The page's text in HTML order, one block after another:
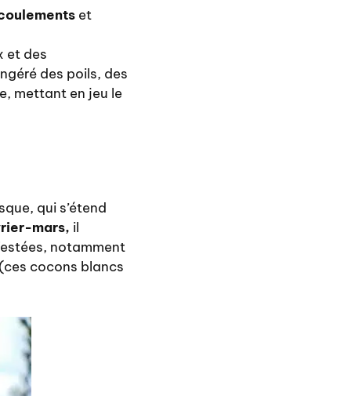
et
et des
des poils, des
mettant en jeu le
qui s’étend
mars, il
notamment
cocons blancs